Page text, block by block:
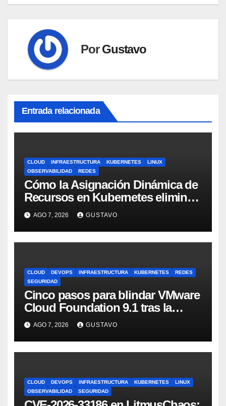
PorGustavo
Entrada relacionada
CLOUD INFRAESTRUCTURA KUBERNETES
LINUX
OBSERVABILIDAD
REDES
Cómo la Asignación Dinámica de
Recursos en Kubernetes elimina
el dolor con GPUs
AGO 7, 2026 GUSTAVO
CLOUD DEVOPS INFRAESTRUCTURA KUBERNETES
REDES
SEGURIDAD
Cinco pasos para blindar VMware
Cloud Foundation 9.1 tras la
actualización
AGO 7, 2026 GUSTAVO
CLOUD DEVOPS INFRAESTRUCTURA KUBERNETES
LINUX
OBSERVABILIDAD
SEGURIDAD